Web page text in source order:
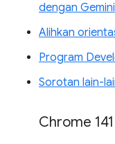
dengan Gemini
Alihkan
Program
Sorotan lain-
Chrome 141